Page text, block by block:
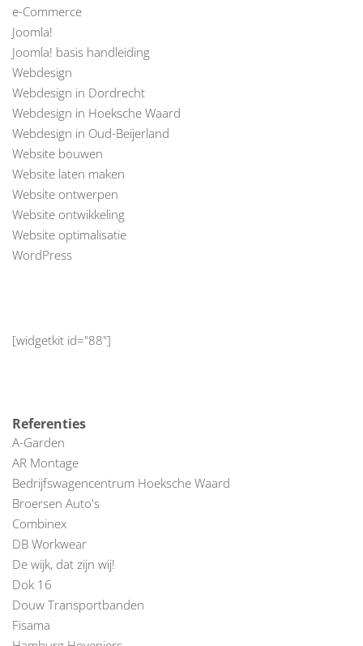
e-Commerce
Joomla!
Joomla! basis handleiding
Webdesign
Webdesign in Dordrecht
Webdesign in Hoeksche Waard
Webdesign in Oud-Beijerland
Website bouwen
Website laten maken
Website ontwerpen
Website ontwikkeling
Website optimalisatie
WordPress
[widgetkit id="88"]
Referenties
A-Garden
AR Montage
Bedrijfswagencentrum Hoeksche Waard
Broersen Auto's
Combinex
DB Workwear
De wijk, dat zijn wij!
Dok 16
Douw Transportbanden
Fisama